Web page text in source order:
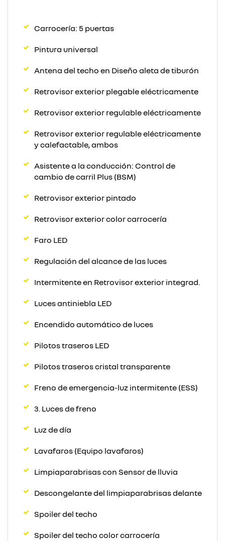
Carrocería: 5 puertas
Pintura universal
Antena del techo en Diseño aleta de tiburón
Retrovisor exterior plegable eléctricamente
Retrovisor exterior regulable eléctricamente
Retrovisor exterior regulable eléctricamente
y calefactable, ambos
Asistente a la conducción: Control de
cambio de carril Plus (BSM)
Retrovisor exterior pintado
Retrovisor exterior color carrocería
Faro LED
Regulación del alcance de las luces
Intermitente en Retrovisor exterior integrad.
Luces antiniebla LED
Encendido automático de luces
Pilotos traseros LED
Pilotos traseros cristal transparente
Freno de emergencia-luz intermitente (ESS)
3. Luces de freno
Luz de día
Lavafaros (Equipo lavafaros)
Limpiaparabrisas con Sensor de lluvia
Descongelante del limpiaparabrisas delante
Spoiler del techo
Spoiler del techo color carrocería